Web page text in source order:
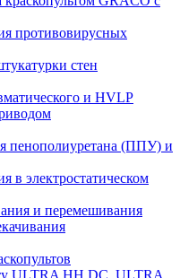
противовирусных
стен
и HVLP
пенополиуретана (ППУ) и
в электростатическом
и перемешивания
ULTRA HH DC, ULTRA